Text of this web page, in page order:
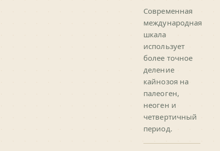
Современная
международная
шкала
использует
более точное
деление
кайнозоя на
палеоген,
неоген и
четвертичный
период.